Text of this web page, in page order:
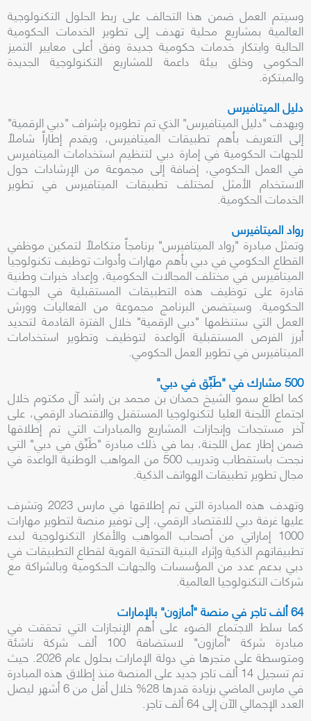
وسيتم العمل ضمن هذا التحالف على ربط الحلول التكنولوجية
العالمية بمشاريع محلية تهدف إلى تطوير الخدمات الحكومية
الحالية وابتكار خدمات حكومية جديدة وفق أعلى معايير التميز
الحكومي وخلق بيئة داعمة للمشاريع التكنولوجية الجديدة
والمبتكرة.
دليل الميتافيرس
ويهدف "دليل الميتافيرس" الذي تم تطويره بإشراف "دبي الرقمية"
إلى التعريف بأهم تطبيقات الميتافيرس، ويقدم إطاراً شاملاً
للجهات الحكومية في إمارة دبي لتنظيم استخدامات الميتافيرس
في العمل الحكومي، إضافة إلى مجموعة من الإرشادات حول
الاستخدام الأمثل لمختلف تطبيقات الميتافيرس في تطوير
الخدمات الحكومية.
رواد الميتافيرس
وتمثل مبادرة "رواد الميتافيرس" برنامجاً متكاملاً لتمكين موظفي
القطاع الحكومي في دبي بأهم مهارات وأدوات توظيف تكنولوجيا
الميتافيرس في مختلف المجالات الحكومية، وإعداد خبرات وطنية
قادرة على توظيف هذه التطبيقات المستقبلية في الجهات
الحكومية. وسيتضمن البرنامج مجموعة من الفعاليات وورش
العمل التي ستنظمها "دبي الرقمية" خلال الفترة القادمة لتحديد
أبرز الفرص المستقبلية الواعدة لتوظيف وتطوير استخدامات
الميتافيرس في تطوير العمل الحكومي.
500 مشارك في "طَبِّق في دبي"
كما اطلع سمو الشيخ حمدان بن محمد بن راشد آل مكتوم خلال
اجتماع اللجنة العليا لتكنولوجيا المستقبل والاقتصاد الرقمي، على
آخر مستجدات وإنجازات المشاريع والمبادرات التي تم إطلاقها
ضمن إطار عمل اللجنة، بما في ذلك مبادرة "طَبِّق في دبي" التي
نجحت باستقطاب وتدريب 500 من المواهب الوطنية الواعدة في
مجال تطوير تطبيقات الهواتف الذكية.
وتهدف هذه المبادرة التي تم إطلاقها في مارس 2023 وتشرف
عليها غرفة دبي للاقتصاد الرقمي، إلى توفير منصة لتطوير مهارات
1000 إماراتي من أصحاب المواهب والأفكار التكنولوجية لبدء
تطبيقاتهم الذكية وإثراء البنية التحتية القوية لقطاع التطبيقات في
دبي بدعم عدد من المؤسسات والجهات الحكومية وبالشراكة مع
شركات التكنولوجيا العالمية.
64 ألف تاجر في منصة "أمازون" بالإمارات
كما سلط الاجتماع الضوء على أهم الإنجازات التي تحققت في
مبادرة شركة "أمازون" لاستضافة 100 ألف شركة ناشئة
ومتوسطة على متجرها في دولة الإمارات بحلول عام 2026. حيث
تم تسجيل 14 ألف تاجر جديد على المنصة منذ إطلاق هذه المبادرة
في مارس الماضي بزيادة قدرها 28% خلال أقل من 6 أشهر ليصل
العدد الإجمالي الآن إلى 64 ألف تاجر.